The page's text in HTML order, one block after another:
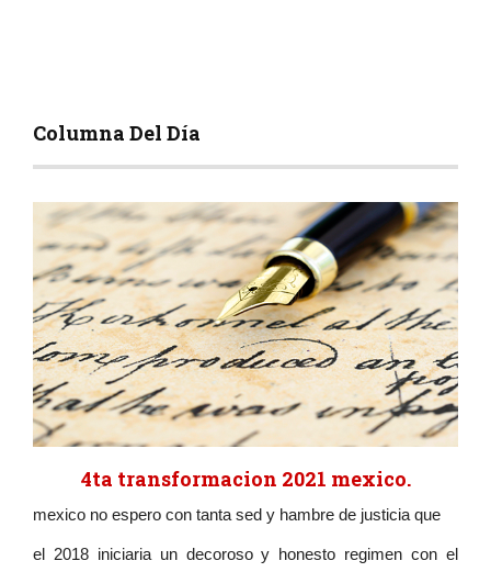
Columna Del Día
4ta transformacion 2021 mexico.
mexico no espero con tanta sed y hambre de justicia que
el 2018 iniciaria un decoroso y honesto regimen con el